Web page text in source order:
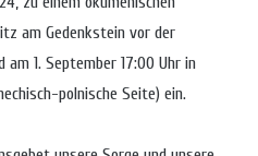
am Gedenkstein vor der
1. September 17:00 Uhr in
polnische Seite) ein.